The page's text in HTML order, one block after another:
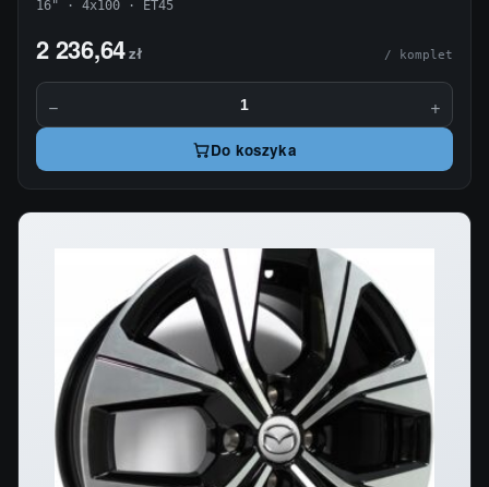
16" · 4x100 · ET45
2 236,64zł / komplet
− +
Do koszyka